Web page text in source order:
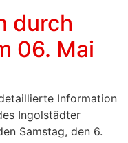
durch
06. Mai
Information
Ingolstädter
Samstag, den 6.